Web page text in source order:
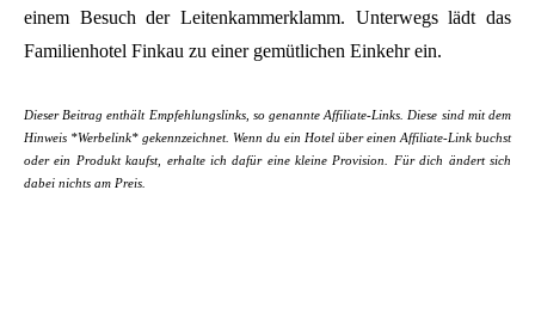
einem Besuch der Leitenkammerklamm. Unterwegs lädt das
Familienhotel Finkau zu einer gemütlichen Einkehr ein.
Dieser Beitrag enthält Empfehlungslinks, so genannte Affiliate-Links. Diese sind mit dem
Hinweis *Werbelink* gekennzeichnet. Wenn du ein Hotel über einen Affiliate-Link buchst
oder ein Produkt kaufst, erhalte ich dafür eine kleine Provision. Für dich ändert sich
dabei nichts am Preis.